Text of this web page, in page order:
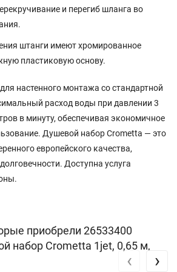
и перегиб шланга во
штанги имеют хромированное
пластиковую основу.
настенного монтажа со стандартной
расход воды при давлении 3
в минуту, обеспечивая экономичное
Душевой набор Crometta — это
европейского качества,
Доступна услуга
приобрели 26533400
набор Crometta 1jet, 0,65 м,
‹ ›